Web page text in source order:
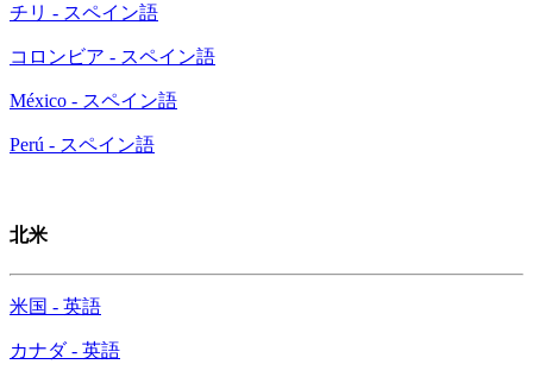
チリ - スペイン語
コロンビア - スペイン語
México - スペイン語
Perú - スペイン語
北米
米国 - 英語
カナダ - 英語